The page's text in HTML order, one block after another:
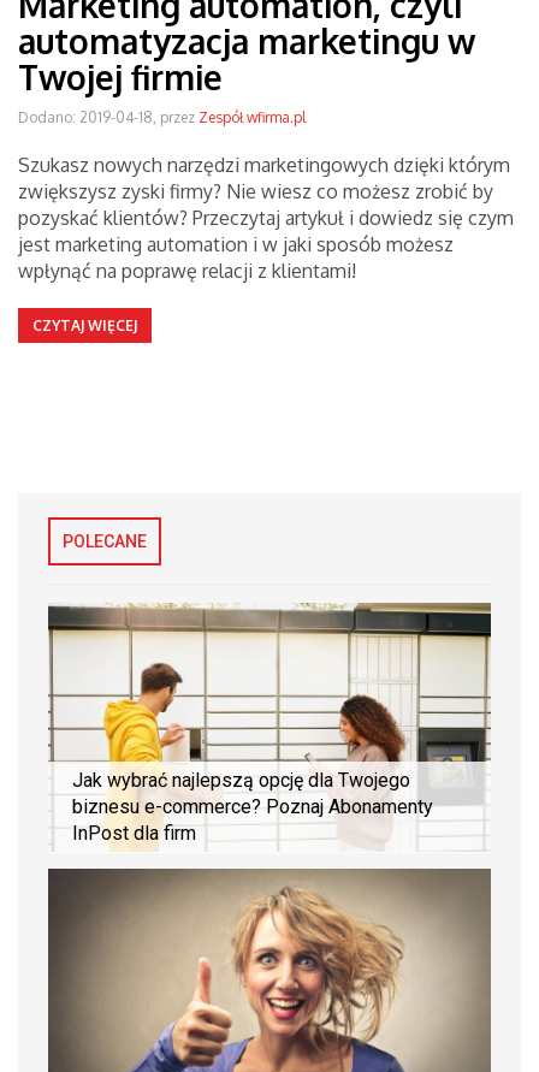
automatyzacja marketingu w
Twojej firmie
Dodano: 2019-04-18, przez Zespół wfirma.pl
Szukasz nowych narzędzi marketingowych dzięki którym
zwiększysz zyski firmy? Nie wiesz co możesz zrobić by
pozyskać klientów? Przeczytaj artykuł i dowiedz się czym
jest marketing automation i w jaki sposób możesz
wpłynąć na poprawę relacji z klientami!
CZYTAJ WIĘCEJ
POLECANE
Jak wybrać najlepszą opcję dla Twojego
biznesu e-commerce? Poznaj Abonamenty
InPost dla firm